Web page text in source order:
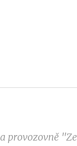
provozovně